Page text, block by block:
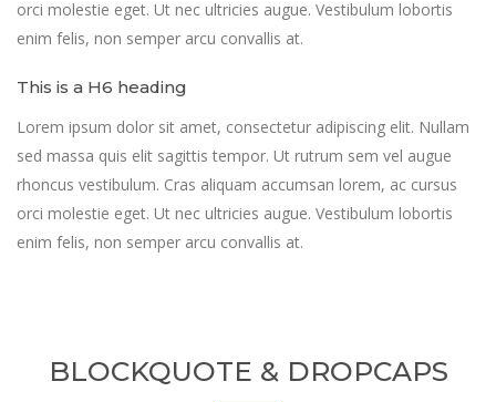
orci molestie eget. Ut nec ultricies augue. Vestibulum lobortis
enim felis, non semper arcu convallis at.
This is a H6 heading
Lorem ipsum dolor sit amet, consectetur adipiscing elit. Nullam
sed massa quis elit sagittis tempor. Ut rutrum sem vel augue
rhoncus vestibulum. Cras aliquam accumsan lorem, ac cursus
orci molestie eget. Ut nec ultricies augue. Vestibulum lobortis
enim felis, non semper arcu convallis at.
BLOCKQUOTE & DROPCAPS